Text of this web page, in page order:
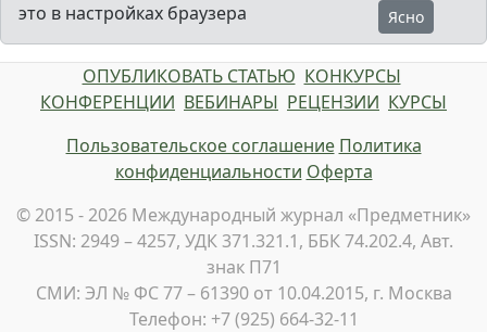
это в настройках браузера
Ясно
ОПУБЛИКОВАТЬ СТАТЬЮ КОНКУРСЫ
КОНФЕРЕНЦИИ ВЕБИНАРЫ РЕЦЕНЗИИ КУРСЫ
Пользовательское соглашение Политика
конфиденциальности Оферта
© 2015 - 2026 Международный журнал «Предметник»
ISSN: 2949 – 4257, УДК 371.321.1, ББК 74.202.4, Авт.
знак П71
СМИ: ЭЛ № ФС 77 – 61390 от 10.04.2015, г. Москва
Телефон: +7 (925) 664-32-11